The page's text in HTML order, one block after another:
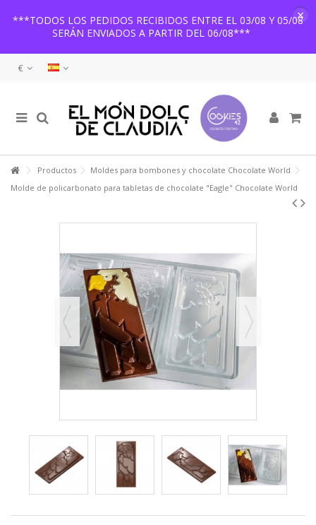
***TODOS LOS PEDIDOS RECIBIDOS ENTRE EL 03/08 Y 05/08
SERÁN ENVIADOS A PARTIR DEL 06/08***
×
€
Productos
Moldes para bombones y chocolate Chocolate World
Molde de policarbonato para tabletas de chocolate "Eagle" Chocolate World